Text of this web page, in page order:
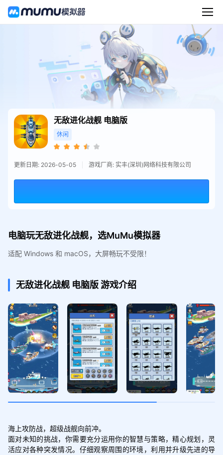
无敌进化战舰 电脑版
休闲
更新日期: 2026-05-05 游戏厂商: 实丰(深圳)网络科技有限公司
电脑玩无敌进化战舰，选MuMu模拟器
适配 Windows 和 macOS，大屏畅玩不受限！
无敌进化战舰 电脑版游戏介绍
海上攻防战，超级战舰向前冲。
面对未知的挑战，你需要充分运用你的智慧与策略，精心规划，灵
活应对各种突发情况。仔细观察周围的环境，利用并升级先进的导